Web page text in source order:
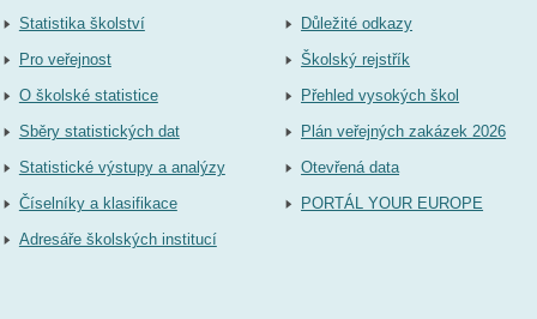
Statistika školství
Pro veřejnost
O školské statistice
Sběry statistických dat
Statistické výstupy a analýzy
Číselníky a klasifikace
Adresáře školských institucí
Důležité odkazy
Školský rejstřík
Přehled vysokých škol
Plán veřejných zakázek 2026
Otevřená data
PORTÁL YOUR EUROPE